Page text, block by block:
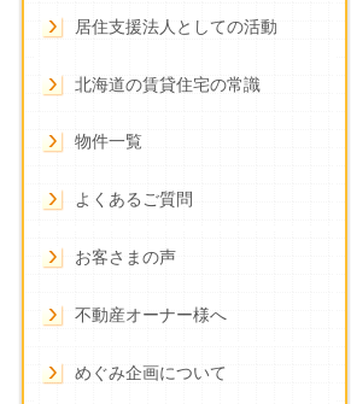
居住支援法人としての活動
北海道の賃貸住宅の常識
物件一覧
よくあるご質問
お客さまの声
不動産オーナー様へ
めぐみ企画について